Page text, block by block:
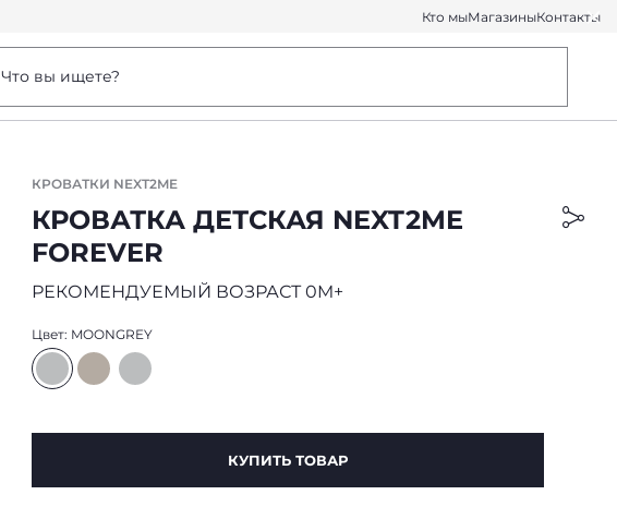
Кто мыМагазиныКонтакты
Что вы ищете?
КРОВАТКИ NEXT2ME
КРОВАТКА ДЕТСКАЯ NEXT2ME
FOREVER
РЕКОМЕНДУЕМЫЙ ВОЗРАСТ 0M+
Цвет: MOONGREY
КУПИТЬ ТОВАР